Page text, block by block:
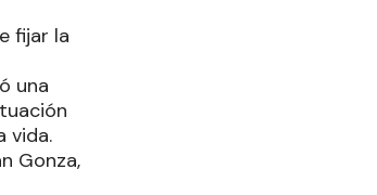
fijar la
una
vida.
Gonza,